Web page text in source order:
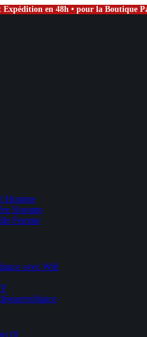
en 48h • pour la Boutique
Homme
Homme
Femme
avec Wifi
fil